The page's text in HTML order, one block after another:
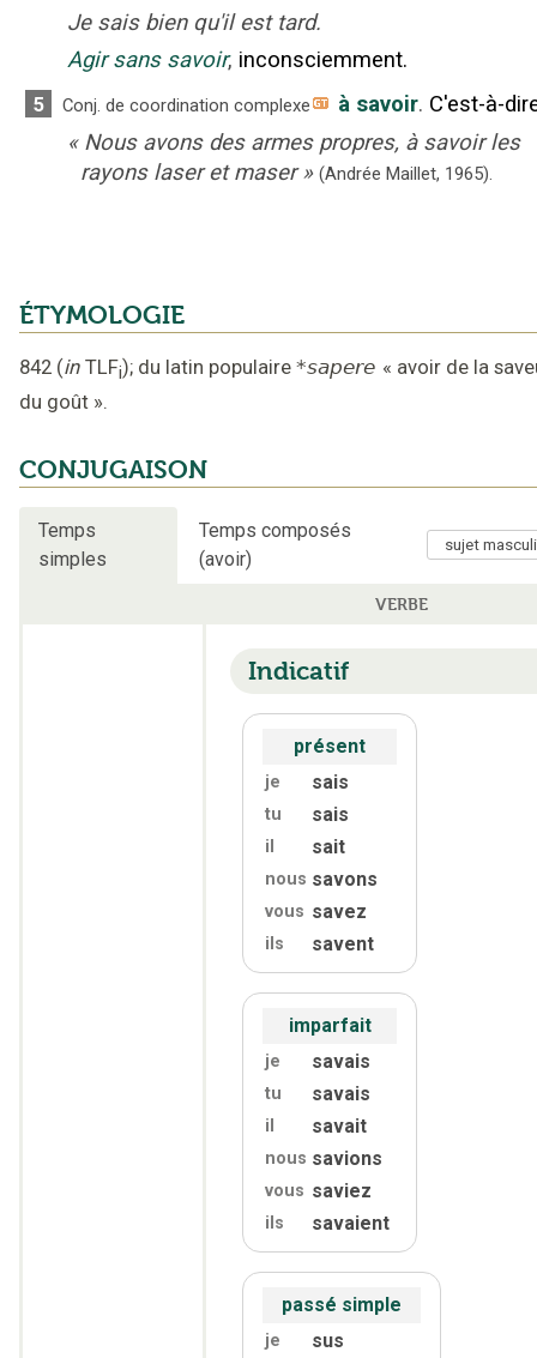
Je sais bien qu'il est tard.
Agir sans savoir, inconsciemment.
5 Conj. de coordination complexe à savoir. C'est-à-
« Nous avons des armes propres, à savoir les
rayons laser et maser » (Andrée Maillet, 1965).
ÉTYMOLOGIE
842 (in TLFi); du latin populaire *sapere « avoir de la
du goût ».
CONJUGAISON
Temps
simples
Temps composés
(avoir)
VERBE
Indicatif
présent
je sais
tu sais
il sait
nous savons
vous savez
ils savent
imparfait
je savais
tu savais
il savait
nous savions
vous saviez
ils savaient
passé simple
je sus